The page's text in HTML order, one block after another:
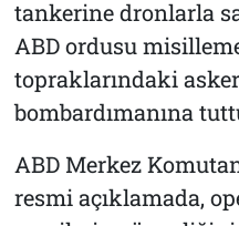
tankerine dronlarla
ABD ordusu
topraklarındaki
bombardımanına
ABD Merkez
resmi açıklamada,